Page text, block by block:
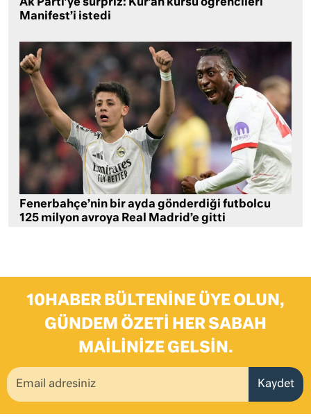
Ak Parti’ye sürpriz: Kur’an kursu öğrencileri
Manifest’i istedi
Fenerbahçe’nin bir ayda gönderdiği futbolcu
125 milyon avroya Real Madrid’e gitti
10HABER BÜLTENINE ÜYE OLUN,
GÜNDEM ÖZETI HER SABAH
MAILINIZE GELSIN.
Kaydet